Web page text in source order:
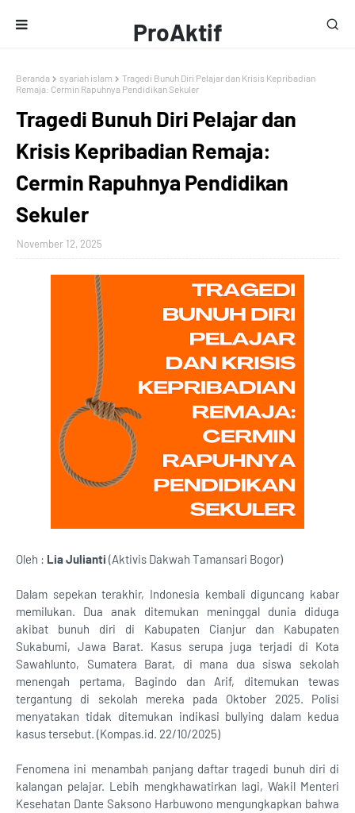
ProAktif
Media
Beranda syariah islam
Tragedi Bunuh Diri Pelajar dan Krisis Kepribadian
Remaja: Cermin Rapuhnya Pendidikan Sekuler
Tragedi Bunuh Diri Pelajar dan
Krisis Kepribadian Remaja:
Cermin Rapuhnya Pendidikan
Sekuler
November 12, 2025
Oleh : Lia Julianti (Aktivis Dakwah Tamansari Bogor)
Dalam sepekan terakhir, Indonesia kembali diguncang kabar
memilukan. Dua anak ditemukan meninggal dunia diduga
akibat bunuh diri di Kabupaten Cianjur dan Kabupaten
Sukabumi, Jawa Barat. Kasus serupa juga terjadi di Kota
Sawahlunto, Sumatera Barat, di mana dua siswa sekolah
menengah pertama, Bagindo dan Arif, ditemukan tewas
tergantung di sekolah mereka pada Oktober 2025. Polisi
menyatakan tidak ditemukan indikasi bullying dalam kedua
kasus tersebut. (Kompas.id. 22/10/2025)
Fenomena ini menambah panjang daftar tragedi bunuh diri di
kalangan pelajar. Lebih mengkhawatirkan lagi, Wakil Menteri
Kesehatan Dante Saksono Harbuwono mengungkapkan bahwa